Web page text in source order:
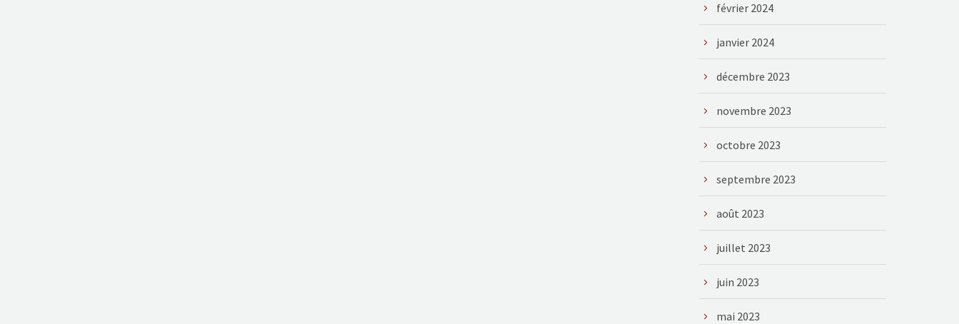
février 2024
janvier 2024
décembre 2023
novembre 2023
octobre 2023
septembre 2023
août 2023
juillet 2023
juin 2023
mai 2023